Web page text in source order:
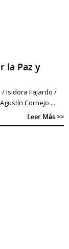
la Paz y
/ Isidora Fajardo /
Cornejo ...
Leer Más >>